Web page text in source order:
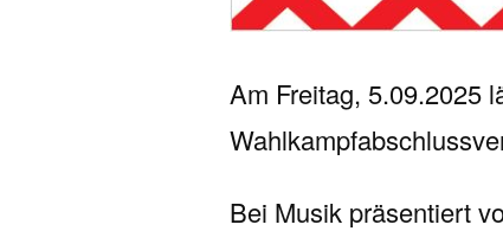
Am Freitag, 5.09.2025
Bei Musik präsentiert